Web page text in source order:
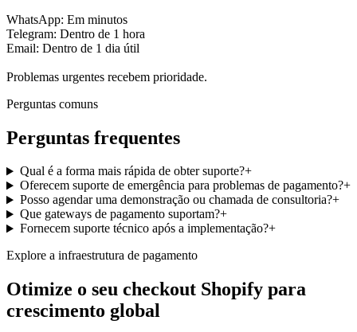
WhatsApp: Em minutos
Telegram: Dentro de 1 hora
Email: Dentro de 1 dia útil
Problemas urgentes recebem prioridade.
Perguntas comuns
Perguntas frequentes
Qual é a forma mais rápida de obter suporte?+
Oferecem suporte de emergência para problemas de pagamento?+
Posso agendar uma demonstração ou chamada de consultoria?+
Que gateways de pagamento suportam?+
Fornecem suporte técnico após a implementação?+
Explore a infraestrutura de pagamento
Otimize o seu checkout Shopify para
crescimento global